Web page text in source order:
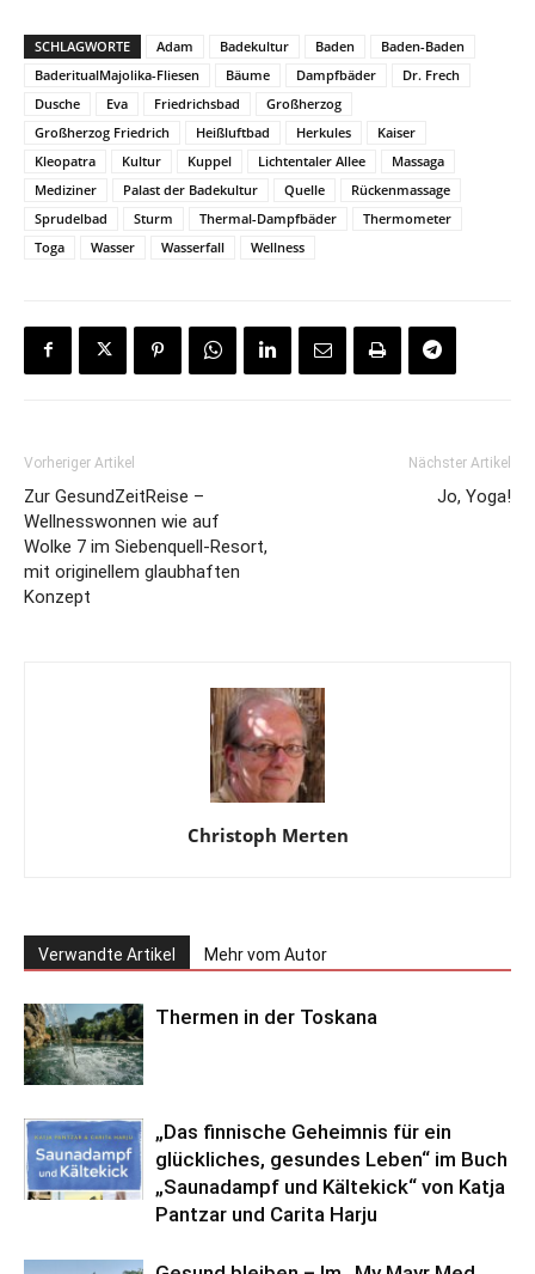
SCHLAGWORTE Adam Badekultur Baden
Baden-Baden
BaderitualMajolika-Fliesen
Bäume Dampfbäder
Dr. Frech
Dusche
Eva Friedrichsbad
Großherzog
Großherzog Friedrich
Heißluftbad Herkules
Kaiser
Kleopatra
Kultur Kuppel Lichtentaler Allee
Massaga
Mediziner
Palast der Badekultur Quelle
Rückenmassage
Sprudelbad
Sturm Thermal-Dampfbäder
Thermometer
Toga
Wasser Wasserfall Wellness
Vorheriger Artikel
Zur GesundZeitReise –
Wellnesswonnen wie auf
Wolke 7 im Siebenquell-Resort,
mit originellem glaubhaften
Konzept
Nächster Artikel
Jo, Yoga!
Christoph Merten
Verwandte Artikel Mehr vom Autor
Thermen in der Toskana
„Das finnische Geheimnis für ein
glückliches, gesundes Leben“ im Buch
„Saunadampf und Kältekick“ von Katja
Pantzar und Carita Harju